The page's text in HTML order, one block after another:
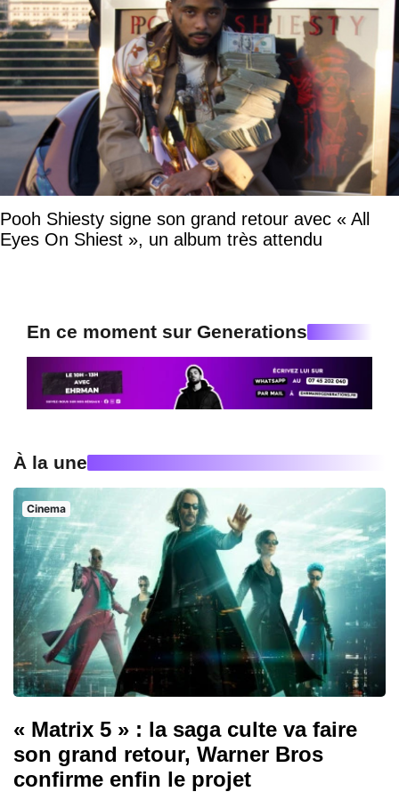
Pooh Shiesty signe son grand retour avec « All
Eyes On Shiest », un album très attendu
En ce moment sur Generations
À la une
Cinema
« Matrix 5 » : la saga culte va faire
son grand retour, Warner Bros
confirme enfin le projet